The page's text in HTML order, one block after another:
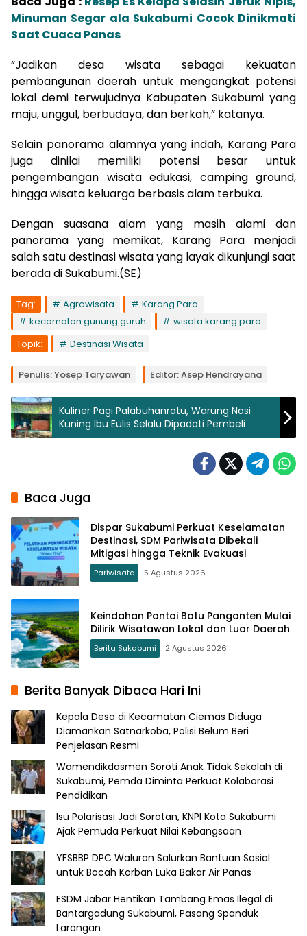
Minuman Segar ala Sukabumi Cocok Dinikmati
Saat Cuaca Panas
“Jadikan desa wisata sebagai kekuatan
pembangunan daerah untuk mengangkat potensi
lokal demi terwujudnya Kabupaten Sukabumi yang
maju, unggul, berbudaya, dan berkah,” katanya.
Selain panorama alamnya yang indah, Karang Para
juga dinilai memiliki potensi besar untuk
pengembangan wisata edukasi, camping ground,
hingga wisata keluarga berbasis alam terbuka.
Dengan suasana alam yang masih alami dan
panorama yang memikat, Karang Para menjadi
salah satu destinasi wisata yang layak dikunjungi saat
berada di Sukabumi.(SE)
Tag: Agrowisata
Karang Para
kecamatan gunung guruh
wisata karang para
Topik:
Destinasi Wisata
Penulis: Yosep Taryawan Editor: Asep Hendrayana
Kuliner Pagi Palabuhanratu, Warung Nasi
Kuning Ibu Eulis Selalu Dipadati Pembeli
Baca Juga
Dispar Sukabumi Perkuat Keselamatan
Destinasi, SDM Pariwisata Dibekali
Mitigasi hingga Teknik Evakuasi
Pariwisata 5 Agustus 2026
Keindahan Pantai Batu Panganten Mulai
Dilirik Wisatawan Lokal dan Luar Daerah
Berita Sukabumi 2 Agustus 2026
Berita Banyak Dibaca Hari Ini
Kepala Desa di Kecamatan Ciemas Diduga
Diamankan Satnarkoba, Polisi Belum Beri
Penjelasan Resmi
Wamendikdasmen Soroti Anak Tidak Sekolah di
Sukabumi, Pemda Diminta Perkuat Kolaborasi
Pendidikan
Isu Polarisasi Jadi Sorotan, KNPI Kota Sukabumi
Ajak Pemuda Perkuat Nilai Kebangsaan
YFSBBP DPC Waluran Salurkan Bantuan Sosial
untuk Bocah Korban Luka Bakar Air Panas
ESDM Jabar Hentikan Tambang Emas Ilegal di
Bantargadung Sukabumi, Pasang Spanduk
Larangan